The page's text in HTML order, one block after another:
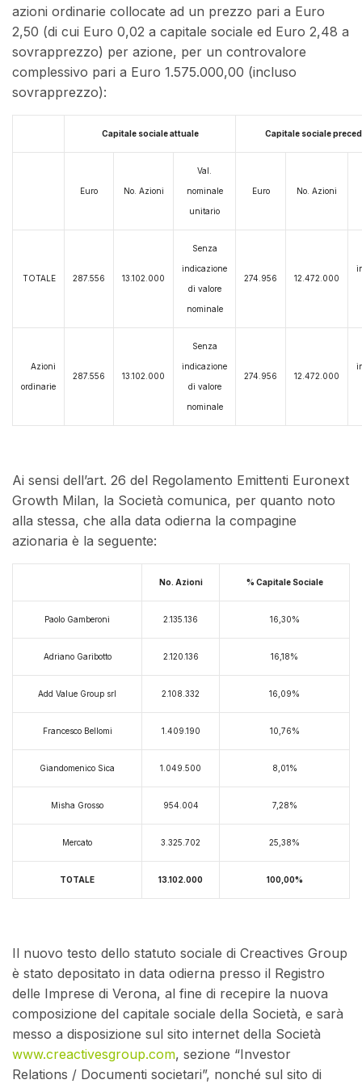
azioni ordinarie collocate ad un prezzo pari a Euro
2,50 (di cui Euro 0,02 a capitale sociale ed Euro 2,48 a
sovrapprezzo) per azione, per un controvalore
complessivo pari a Euro 1.575.000,00 (incluso
sovrapprezzo):
Capitale sociale attuale Capitale sociale
Euro No. Azioni
Val.
nominale
unitario
Euro No. Azioni
TOTALE 287.556 13.102.000
Senza
indicazione
di valore
nominale
274.956 12.472.000
Azioni
ordinarie
287.556 13.102.000
Senza
indicazione
di valore
nominale
274.956 12.472.000
Ai sensi dell’art. 26 del Regolamento Emittenti Euronext
Growth Milan, la Società comunica, per quanto noto
alla stessa, che alla data odierna la compagine
azionaria è la seguente:
No. Azioni % Capitale Sociale
Paolo Gamberoni 2.135.136 16,30%
Adriano Garibotto 2.120.136 16,18%
Add Value Group srl 2.108.332 16,09%
Francesco Bellomi 1.409.190 10,76%
Giandomenico Sica 1.049.500 8,01%
Misha Grosso 954.004 7,28%
Mercato 3.325.702 25,38%
TOTALE 13.102.000 100,00%
Il nuovo testo dello statuto sociale di Creactives Group
è stato depositato in data odierna presso il Registro
delle Imprese di Verona, al fine di recepire la nuova
composizione del capitale sociale della Società, e sarà
messo a disposizione sul sito internet della Società
www.creactivesgroup.com, sezione “Investor
Relations / Documenti societari”, nonché sul sito di